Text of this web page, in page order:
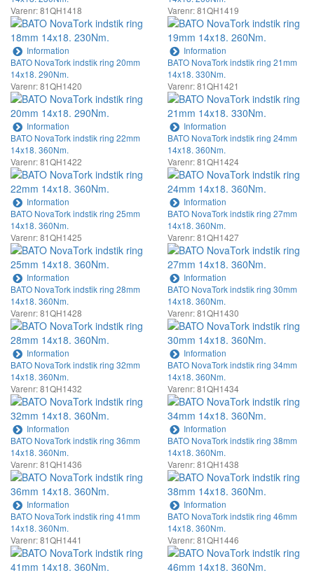
Varenr: 81QH1418
Information
Varenr: 81QH1419
Information
BATO NovaTork indstik ring 20mm
14x18. 290Nm.
Varenr: 81QH1420
Information
BATO NovaTork indstik ring 21mm
14x18. 330Nm.
Varenr: 81QH1421
Information
BATO NovaTork indstik ring 22mm
14x18. 360Nm.
Varenr: 81QH1422
Information
BATO NovaTork indstik ring 24mm
14x18. 360Nm.
Varenr: 81QH1424
Information
BATO NovaTork indstik ring 25mm
14x18. 360Nm.
Varenr: 81QH1425
Information
BATO NovaTork indstik ring 27mm
14x18. 360Nm.
Varenr: 81QH1427
Information
BATO NovaTork indstik ring 28mm
14x18. 360Nm.
Varenr: 81QH1428
Information
BATO NovaTork indstik ring 30mm
14x18. 360Nm.
Varenr: 81QH1430
Information
BATO NovaTork indstik ring 32mm
14x18. 360Nm.
Varenr: 81QH1432
Information
BATO NovaTork indstik ring 34mm
14x18. 360Nm.
Varenr: 81QH1434
Information
BATO NovaTork indstik ring 36mm
14x18. 360Nm.
Varenr: 81QH1436
Information
BATO NovaTork indstik ring 38mm
14x18. 360Nm.
Varenr: 81QH1438
Information
BATO NovaTork indstik ring 41mm
14x18. 360Nm.
Varenr: 81QH1441
BATO NovaTork indstik ring 46mm
14x18. 360Nm.
Varenr: 81QH1446